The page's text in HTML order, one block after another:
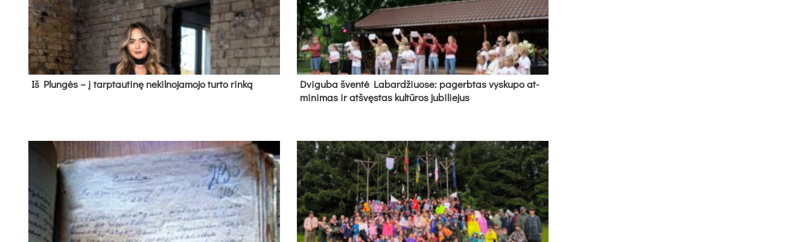
Iš Plungės – į tarptautinę nekilnojamojo turto rinką
Dvi­gu­ba šven­tė La­bar­džiuo­se: pa­gerb­tas vys­ku­po at­
mi­ni­mas ir at­švęs­tas kul­tū­ros ju­bi­lie­jus